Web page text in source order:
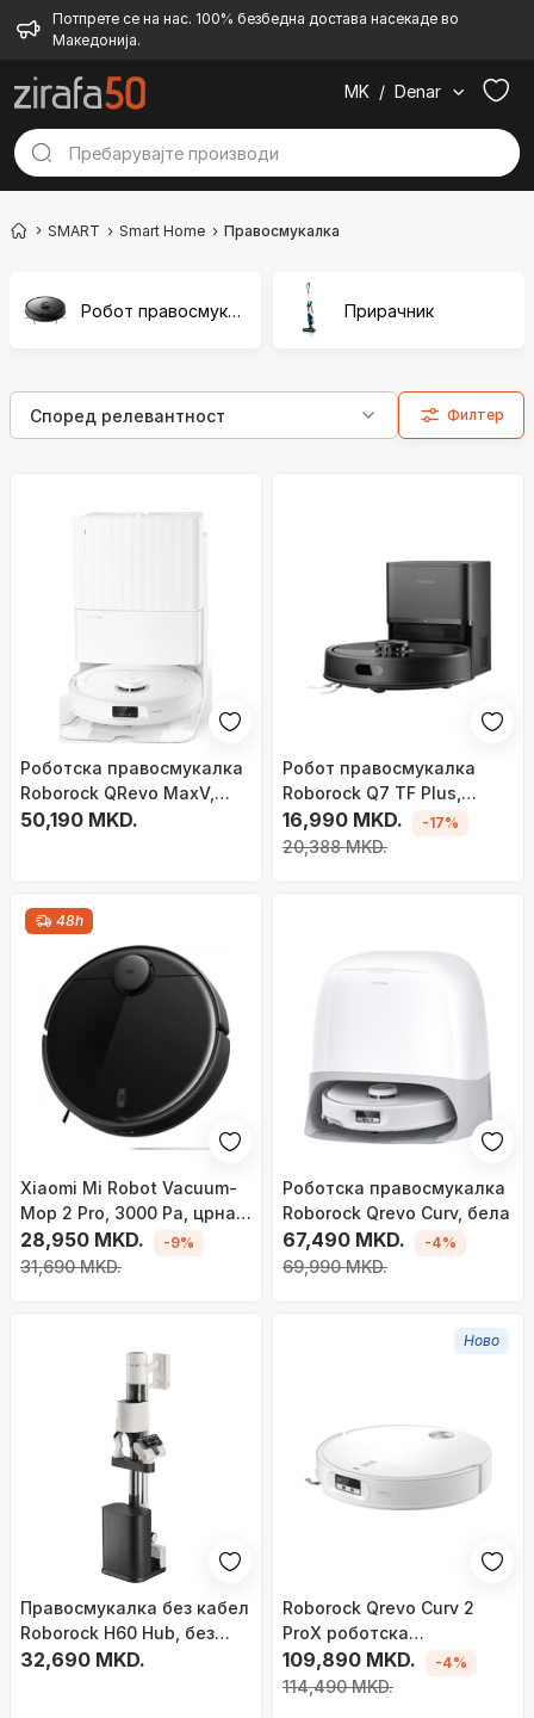
Потпрете се на нас. 100% безбедна достава насекаде во
Македонија.
MK / Denar
SMART Smart Home Правосмукалка
Робот правосмукалка Прирачник
Филтер
Роботска правосмукалка
Roborock QRevo MaxV,
бела
50,190 MKD.
Робот правосмукалка
Roborock Q7 TF Plus,
станица за
само'празнење, црн
16,990 MKD.
20,388 MKD.
-17%
48h
Xiaomi Mi Robot Vacuum-
Mop 2 Pro, 3000 Pa, црна
боја
28,950 MKD.
31,690 MKD.
-9%
Роботска правосмукалка
Roborock Qrevo Curv, бела
67,490 MKD.
69,990 MKD.
-4%
Правосмукалка без кабел
Roborock H60 Hub, без
кеса, црно бела
32,690 MKD.
Ново
Roborock Qrevo Curv 2
ProX роботска
правосмукалка, бела
109,890 MKD.
114,490 MKD.
-4%